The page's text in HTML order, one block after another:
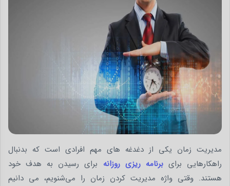
مدیریت زمان یکی از دغدغه های مهم افرادی است که بدنبال
راهکارهایی برایبرنامه ریزی روزانه برای رسیدن به هدف خود
هستند. وقتی واژه مدیریت کردن زمان را می‌شنویم، می دانیم